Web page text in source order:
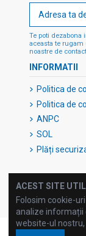
Te poti dezabona
aceasta te
noastre de
INFORMATII
Politica de
Politica de
ANPC
SOL
Plăți
ACEST SITE
Folosim cookie-
analize informații
website-ul